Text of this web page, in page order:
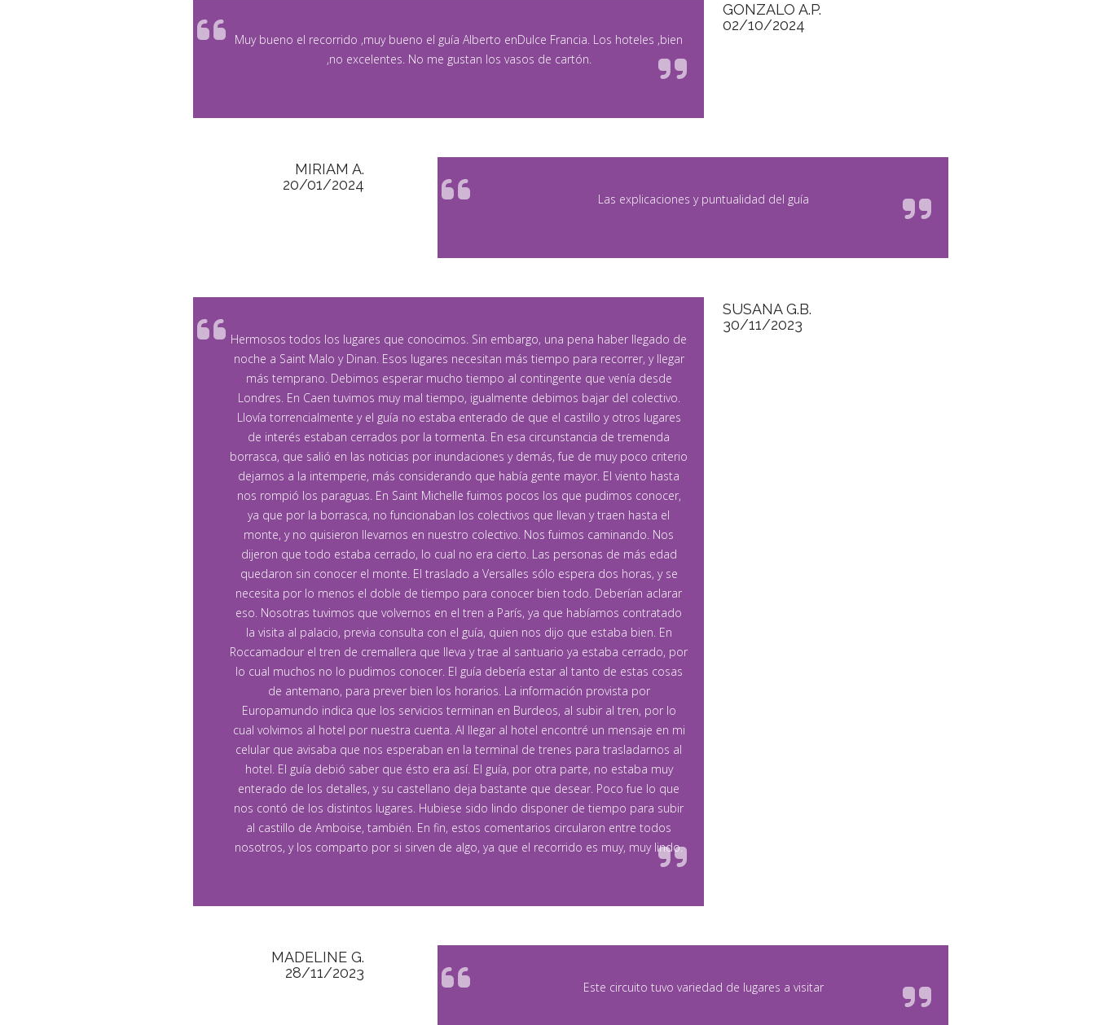
Muy bueno el recorrido ,muy bueno el guía Alberto enDulce Francia. Los hoteles ,bien
,no excelentes. No me gustan los vasos de cartón.
GONZALO A.P.
02/10/2024
MIRIAM A.
20/01/2024
Las explicaciones y puntualidad del guía
Hermosos todos los lugares que conocimos. Sin embargo, una pena haber llegado de
noche a Saint Malo y Dinan. Esos lugares necesitan más tiempo para recorrer, y llegar
más temprano. Debimos esperar mucho tiempo al contingente que venía desde
Londres. En Caen tuvimos muy mal tiempo, igualmente debimos bajar del colectivo.
Llovía torrencialmente y el guía no estaba enterado de que el castillo y otros lugares
de interés estaban cerrados por la tormenta. En esa circunstancia de tremenda
borrasca, que salió en las noticias por inundaciones y demás, fue de muy poco criterio
dejarnos a la intemperie, más considerando que había gente mayor. El viento hasta
nos rompió los paraguas. En Saint Michelle fuimos pocos los que pudimos conocer,
ya que por la borrasca, no funcionaban los colectivos que llevan y traen hasta el
monte, y no quisieron llevarnos en nuestro colectivo. Nos fuimos caminando. Nos
dijeron que todo estaba cerrado, lo cual no era cierto. Las personas de más edad
quedaron sin conocer el monte. El traslado a Versalles sólo espera dos horas, y se
necesita por lo menos el doble de tiempo para conocer bien todo. Deberían aclarar
eso. Nosotras tuvimos que volvernos en el tren a París, ya que habíamos contratado
la visita al palacio, previa consulta con el guía, quien nos dijo que estaba bien. En
Roccamadour el tren de cremallera que lleva y trae al santuario ya estaba cerrado, por
lo cual muchos no lo pudimos conocer. El guía debería estar al tanto de estas cosas
de antemano, para prever bien los horarios. La información provista por
Europamundo indica que los servicios terminan en Burdeos, al subir al tren, por lo
cual volvimos al hotel por nuestra cuenta. Al llegar al hotel encontré un mensaje en mi
celular que avisaba que nos esperaban en la terminal de trenes para trasladarnos al
hotel. El guía debió saber que ésto era así. El guía, por otra parte, no estaba muy
enterado de los detalles, y su castellano deja bastante que desear. Poco fue lo que
nos contó de los distintos lugares. Hubiese sido lindo disponer de tiempo para subir
al castillo de Amboise, también. En fin, estos comentarios circularon entre todos
nosotros, y los comparto por si sirven de algo, ya que el recorrido es muy, muy lindo.
SUSANA G.B.
30/11/2023
MADELINE G.
28/11/2023
Este circuito tuvo variedad de lugares a visitar